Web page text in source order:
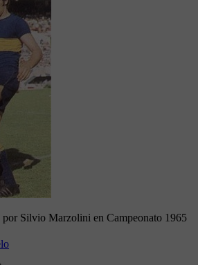
por Silvio Marzolini en Campeonato 1965